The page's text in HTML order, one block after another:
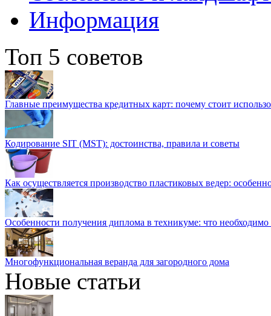
Информация
Топ 5 советов
Главные преимущества кредитных карт: почему стоит
Кодирование SIT (MST): достоинства, правила и советы
Как осуществляется производство пластиковых ведер:
Особенности получения диплома в техникуме: что необходимо
Многофункциональная веранда для загородного дома
Новые статьи